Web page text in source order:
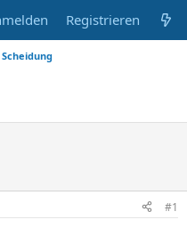
Registrieren
#1